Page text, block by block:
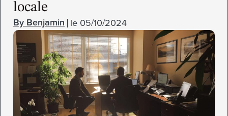
locale
Benjamin le 05/10/2024